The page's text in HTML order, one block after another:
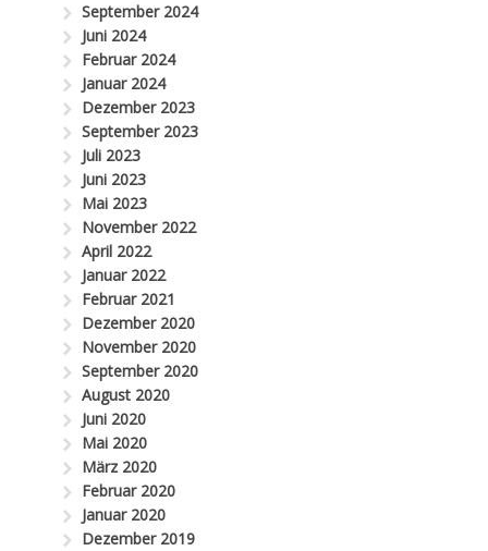
September 2024
Juni 2024
Februar 2024
Januar 2024
Dezember 2023
September 2023
Juli 2023
Juni 2023
Mai 2023
November 2022
April 2022
Januar 2022
Februar 2021
Dezember 2020
November 2020
September 2020
August 2020
Juni 2020
Mai 2020
März 2020
Februar 2020
Januar 2020
Dezember 2019